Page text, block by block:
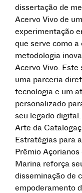
dissertação de
Acervo Vivo de
experimentação
que serve como
metodologia
Acervo Vivo. Este
uma parceria
tecnologia e um
personalizado
seu legado
Arte da
Estratégias para
Prêmio
Marina reforça
disseminação de
empoderamento